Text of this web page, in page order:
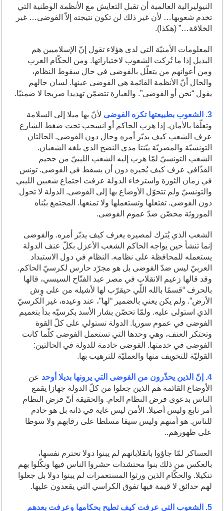
النيوليرالية العالمية أن تقبل التعايش مع الأنظمة الوطنية التي
تخدم شعوبها… لأن غير ذلك لن تكون نتيجته إلاّ الفوضى… غير
الخلاقة…” (هكذا).
المعلومات الأمنيّة التي لدى هؤلاء تقول إنّ الإسلاميين هم
البديل إذا ما تُركت الشعوب لاختياراتها. ومن الحكّام العرب
ومن أعوانهم من يتعلّل بالفوضى في حال سقوط النظام،
والحال أنّ الأنظمة القائمة هي الفوضى عينها. لسان حالهم
يقول “نحن أو الفوضى”. والعبارة تتضمّن تهديدا صريحا لا ضمنيّا.
3. الشعوب بطبيعتها تكره الفوضى
لأنّ بها ميلا إلى السلامة
وتعلّقا بالأمان. إذا هرب الحاكم أو انسحب تحت ضغط الشارع
عرف الشعب كيف يدبّر أمره وحال دون الفوضى. الحالتان
التونسيّة والمصريّة بيّنتا مدى النضج الذي بلغه الشعبان.
الشعب التونسيّ لمّا هرب إليه الشعب الليبيّ من جحيم
القذّافي عرف كيف يُجيره دون أن يسقط في الفوضى. تونس
في زمان الثورة واسترخاء الدولة عرفت اجتماع شعبين الليبي
والتونسيّ ولم تتحوّل الأوضاع بها إلى الفوضى. الدولة لا تحول
دون الفوضى. تفتعلها وتستعملها ولا تمنعها. المجتمع ببُناه
الموروثة محصّن ضدّ عموم الفوضى.
الشعب الذي يُترك لمصيره يعرف كيف يدبّر أمره. والفوضى
إنما تنشأ حين يواجه الحاكم الشعب الأعزل بكلّ عنف الدولة
يستعمله للمحافظة على نظامه. النظام في دول الاستبداد
العربيّ ليس ضدّ الفوضى بل هو مجرّد حارس لكرسيّ الحاكم.
وقد قالها زعيم الانقلاب في مصر عبد الفتّاح السيسي، قالها
بالحرف “قسمًا بالله اللّي حيقرّب لها لأشيله من على وِش
الأرض”. ولم يكن يعني بالضمير “لها”، عند وعيده، غير الكرسيّ
الذي استولى عليه. ولمّا تحصّن بشار الأسد بكرسيّه بدأ بتعميم
الفوضى في عموم سوريا. الدولة تستولي على كلّ القوة
وتحتكر العنف، وهي وحدها التي تستعمل الفوضى كلّما كانت
الفوضى في خدمتها. الفوضى خادمة للدولة في الحالتين:
القوليّة للتخويف منها والعمليّة للترهيب بها.
4. إنّ الذين يحذّرون من الفوضى التي يرونها بديلا أوحد
عن
الأوضاع القائمة هم الذين جعلوا من كلّ الدولة جهازا يقمع
الناس بدعوى فرض النظام العام. والحقيقة أنّ فرض النظام
أمر تابع وليس أصيلا. الأمن ليس غاية في ذاته بل هو خادم
للناس. هو أمنهم وليس سيفا مسلطا على رقابهم ولا سوطا
على ظهورهم..
العساكر لمّا جاؤوا بانقلاباتهم لم يبنوا دولا تحترم نفسها،
بالعكس من ذلك بنوا محتشدات حشروا الناس فيها ونكّلوا بهم
تنكيلا. والحكّام الذين ورثوا المستعمرات لم يبنوا دولا بل جعلوا
لهم حدائق لا قيمة فيها تفوق الكراسي التي يقعدون عليها.
5. الشعوب التي عرفت كيف تطيح بحكامها وعرفت بعدهم